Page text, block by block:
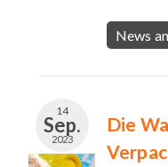
News
14
Sep.
2023
Die